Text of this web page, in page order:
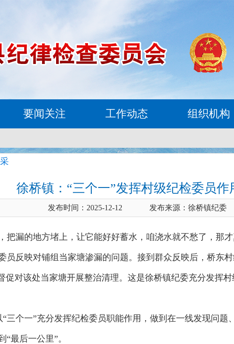
要闻关注 工作动态 组织机构
徐桥镇：“三个一”发挥村级纪检委员作
发布时间：2025-12-12 发布来源：徐桥镇纪委
把漏的地方堵上，让它能好好蓄水，咱浇水就不愁了，那
员反映对铺组当家塘渗漏的问题。接到群众反映后，桥东
促对该处当家塘开展整治清理。这是徐桥镇纪委充分发挥
三个一”充分发挥纪检委员职能作用，做到在一线发现问题
最后一公里”。